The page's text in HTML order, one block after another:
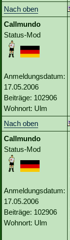
Nach oben
Callmundo
Status-Mod
Anmeldungsdatum:
17.05.2006
Beiträge: 102906
Wohnort: Ulm
Nach oben
Callmundo
Status-Mod
Anmeldungsdatum:
17.05.2006
Beiträge: 102906
Wohnort: Ulm